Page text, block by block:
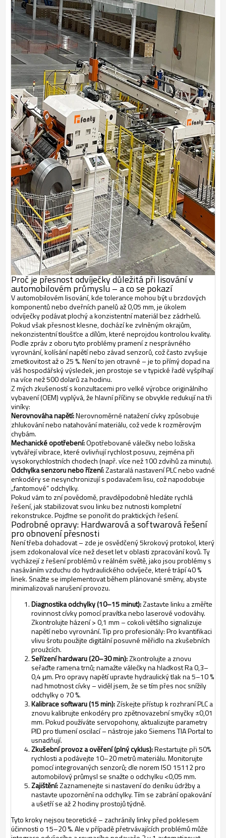
Proč je přesnost odvíječky důležitá při lisování v
automobilovém průmyslu – a co se pokazí
V automobilovém lisování, kde tolerance mohou být u brzdových
komponentů nebo dveřních panelů až 0,05 mm, je úkolem
odvíječky podávat plochý a konzistentní materiál bez zádrhelů.
Pokud však přesnost klesne, dochází ke zvlněným okrajům,
nekonzistentní tloušťce a dílům, které neprojdou kontrolou kvality.
Podle zpráv z oboru tyto problémy pramení z nesprávného
vyrovnání, kolísání napětí nebo závad senzorů, což často zvyšuje
zmetkovitost až o 25 %.Není to jen otravné – je to přímý dopad na
váš hospodářský výsledek, jen prostoje se v typické řadě vyšplhají
na více než 500 dolarů za hodinu.
Z mých zkušeností s konzultacemi pro velké výrobce originálního
vybavení (OEM) vyplývá, že hlavní příčiny se obvykle redukují na tři
viníky:
Nerovnováha napětí:Nerovnoměrné natažení cívky způsobuje
zhlukování nebo natahování materiálu, což vede k rozměrovým
chybám.
Mechanické opotřebení:Opotřebované válečky nebo ložiska
vytvářejí vibrace, které ovlivňují rychlost posuvu, zejména při
vysokorychlostních chodech (např. více než 100 zdvihů za minutu).
Odchylka senzoru nebo řízení:Zastaralá nastavení PLC nebo vadné
enkodéry se nesynchronizují s podavačem lisu, což napodobuje
„fantomové“ odchylky.
Pokud vám to zní povědomě, pravděpodobně hledáte rychlá
řešení, jak stabilizovat svou linku bez nutnosti kompletní
rekonstrukce. Pojďme se ponořit do praktických řešení.
Podrobné opravy: Hardwarová a softwarová řešení
pro obnovení přesnosti
Není třeba dohadovat – zde je osvědčený 5krokový protokol, který
jsem zdokonaloval více než deset let v oblasti zpracování kovů. Ty
vycházejí z řešení problémů v reálném světě, jako jsou problémy s
nasáváním vzduchu do hydraulického odvíječe, které trápí 40 %
linek. Snažte se implementovat během plánované směny, abyste
minimalizovali narušení provozu.
Diagnostika odchylky (10–15 minut):Zastavte linku a změřte
rovinnost cívky pomocí pravítka nebo laserové vodováhy.
Zkontrolujte házení > 0,1 mm – cokoli většího signalizuje
napětí nebo vyrovnání. Tip pro profesionály: Pro kvantifikaci
vlivu šrotu použijte digitální posuvné měřidlo na zkušebních
proužcích.
Seřízení hardwaru (20–30 min):Zkontrolujte a znovu
seřaďte ramena trnů; namažte válečky na hladkost Ra 0,3–
0,4 μm.Pro opravy napětí upravte hydraulický tlak na 5–10 %
nad hmotnost cívky – viděl jsem, že se tím přes noc snížily
odchylky o 70 %.
Kalibrace softwaru (15 min):Získejte přístup k rozhraní PLC a
znovu kalibrujte enkodéry pro zpětnovazební smyčky ±0,01
mm. Pokud používáte servopohony, aktualizujte parametry
PID pro tlumení oscilací – nástroje jako Siemens TIA Portal to
usnadňují.
Zkušební provoz a ověření (plný cyklus):Restartujte při 50%
rychlosti a podávejte 10–20 metrů materiálu. Monitorujte
pomocí integrovaných senzorů; dle norem ISO 15112 pro
automobilový průmysl se snažte o odchylku <0,05 mm.
Zajištění:Zaznamenejte si nastavení do deníku údržby a
nastavte upozornění na odchylky. Tím se zabrání opakování
a ušetří se až 2 hodiny prostojů týdně.
Tyto kroky nejsou teoretické – zachránily linky před poklesem
účinnosti o 15–20 %. Ale v případě přetrvávajících problémů může